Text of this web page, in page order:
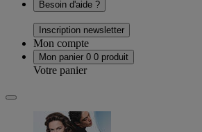
Besoin d'aide ?
Inscription newsletter
Mon compte
Mon panier 0 0 produit
Votre panier